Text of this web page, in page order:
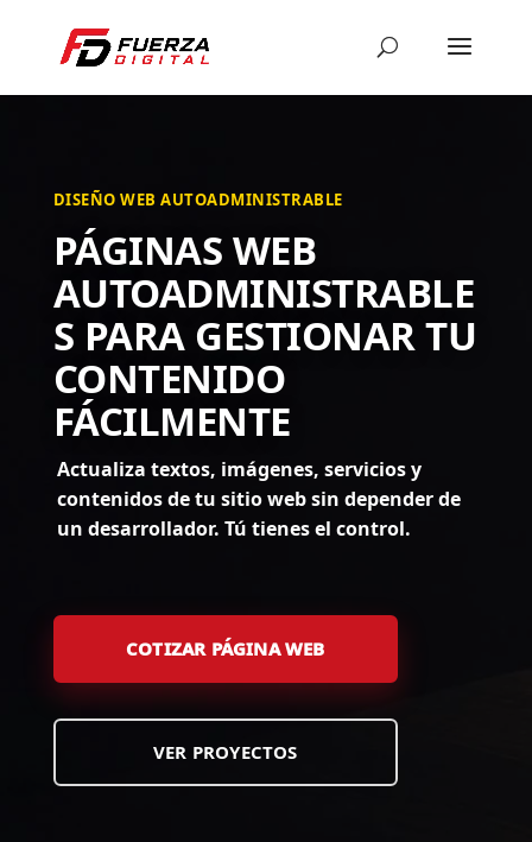
DISEÑO WEB AUTOADMINISTRABLE
PÁGINAS WEB
AUTOADMINISTRABLE
S PARA GESTIONAR TU
CONTENIDO
FÁCILMENTE
Actualiza textos, imágenes, servicios y
contenidos de tu sitio web sin depender de
un desarrollador. Tú tienes el control.
COTIZAR PÁGINA WEB
VER PROYECTOS